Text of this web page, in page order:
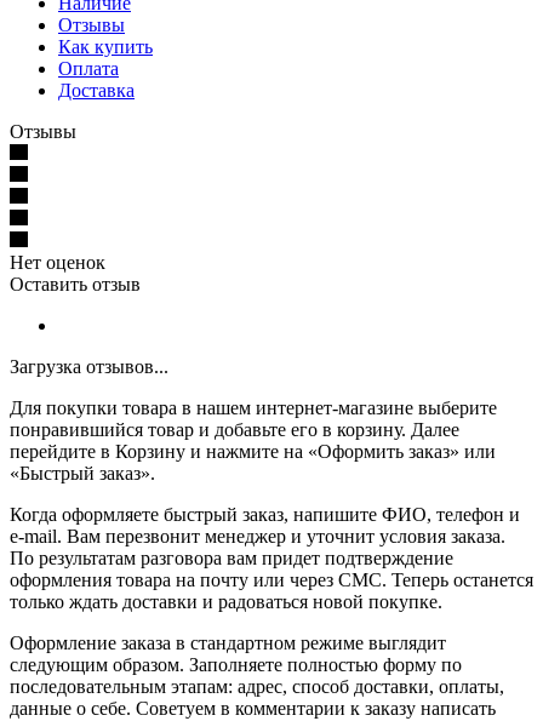
Отзывы
Как купить
Оплата
Доставка
Отзывы
Нет оценок
Оставить отзыв
Загрузка отзывов...
Для покупки товара в нашем интернет-магазине выберите
понравившийся товар и добавьте его в корзину. Далее
перейдите в Корзину и нажмите на «Оформить заказ» или
«Быстрый заказ».
Когда оформляете быстрый заказ, напишите ФИО, телефон и
e-mail. Вам перезвонит менеджер и уточнит условия заказа.
По результатам разговора вам придет подтверждение
оформления товара на почту или через СМС. Теперь останется
только ждать доставки и радоваться новой покупке.
Оформление заказа в стандартном режиме выглядит
следующим образом. Заполняете полностью форму по
последовательным этапам: адрес, способ доставки, оплаты,
данные о себе. Советуем в комментарии к заказу написать